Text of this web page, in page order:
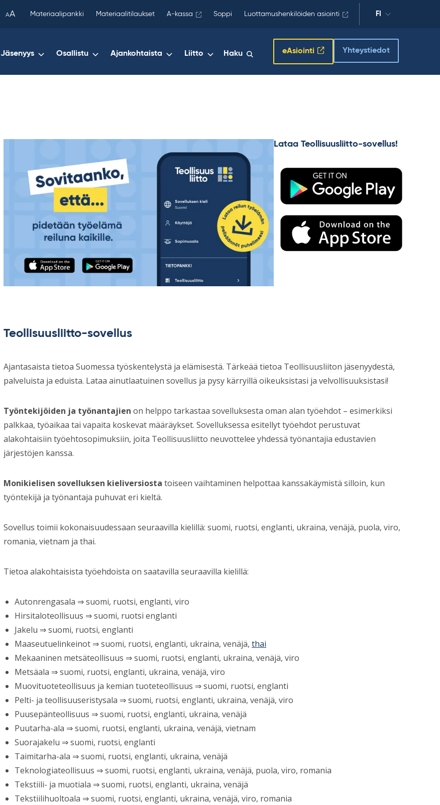
AA Materiaalipankki Materiaalitilaukset A-kassa Soppi Luottamushenkilöiden asiointi FI
Jäsenyys Osallistu Ajankohtaista Liitto Haku eAsiointi Yhteystiedot
Lataa Teollisuusliitto-sovellus!
Teollisuusliitto-sovellus
Ajantasaista tietoa Suomessa työskentelystä ja elämisestä. Tärkeää tietoa Teollisuusliiton jäsenyydestä,
palveluista ja eduista. Lataa ainutlaatuinen sovellus ja pysy kärryillä oikeuksistasi ja velvollisuuksistasi!
Työntekijöiden ja työnantajien on helppo tarkastaa sovelluksesta oman alan työehdot – esimerkiksi
palkkaa, työaikaa tai vapaita koskevat määräykset. Sovelluksessa esitellyt työehdot perustuvat
alakohtaisiin työehtosopimuksiin, joita Teollisuusliitto neuvottelee yhdessä työnantajia edustavien
järjestöjen kanssa.
Monikielisen sovelluksen kieliversiosta toiseen vaihtaminen helpottaa kanssakäymistä silloin, kun
työntekijä ja työnantaja puhuvat eri kieltä.
Sovellus toimii kokonaisuudessaan seuraavilla kielillä: suomi, ruotsi, englanti, ukraina, venäjä, puola, viro,
romania, vietnam ja thai.
Tietoa alakohtaisista työehdoista on saatavilla seuraavilla kielillä:
Autonrengasala ⇒ suomi, ruotsi, englanti, viro
Hirsitaloteollisuus ⇒ suomi, ruotsi englanti
Jakelu ⇒ suomi, ruotsi, englanti
Maaseutuelinkeinot ⇒ suomi, ruotsi, englanti, ukraina, venäjä,thai
Mekaaninen metsäteollisuus ⇒ suomi, ruotsi, englanti, ukraina, venäjä, viro
Metsäala ⇒ suomi, ruotsi, englanti, ukraina, venäjä, viro
Muovituoteteollisuus ja kemian tuoteteollisuus ⇒ suomi, ruotsi, englanti
Pelti- ja teollisuuseristysala ⇒ suomi, ruotsi, englanti, ukraina, venäjä, viro
Puusepänteollisuus ⇒ suomi, ruotsi, englanti, ukraina, venäjä
Puutarha-ala ⇒ suomi, ruotsi, englanti, ukraina, venäjä, vietnam
Suorajakelu ⇒ suomi, ruotsi, englanti
Taimitarha-ala ⇒ suomi, ruotsi, englanti, ukraina, venäjä
Teknologiateollisuus ⇒ suomi, ruotsi, englanti, ukraina, venäjä, puola, viro, romania
Tekstiili- ja muotiala ⇒ suomi, ruotsi, englanti, ukraina, venäjä
Tekstiilihuoltoala ⇒ suomi, ruotsi, englanti, ukraina, venäjä, viro, romania
copied
your
clipboard.)